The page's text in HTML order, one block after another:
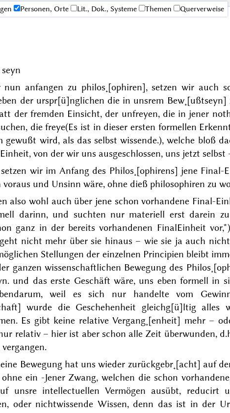
Personen, Orte Lit., Dok., Systeme Themen Querverweise
anfangen zu philos˖[ophiren], setzen wir auch
der urspr[ü]nglichen die in unsrem Bew˖[ußtseyn]
der fremden Einsicht, der unfreyen, die in jener
die freye(Es ist in dieser ersten formellen
gewußt wird, als das selbst wissende.), welche bloß
von der wir uns ausgeschlossen, uns jetzt
wir im Anfang des Philos˖[ophirens] jene
voraus und Unsinn wäre, ohne dieß philosophiren zu
also wohl auch über jene schon vorhandene Final-
darinn, und suchten nur materiell erst darein zu
ganz in der bereits vorhandenen FinalEinheit vor,*)
nicht mehr über sie hinaus – wiesie ja auch
Stellungen der einzelnen Principien bleibt
ganzen wissenschaftlichen Bewegung des
und das erste Geschäft wäre, uns eben formell in
weil es sich nur handeltevom
wurde die Geschehenheit gleichg[ü]ltig
Es gibt keine relativeVergang˖[enheit] mehr –
relativ – hier ist aber schon alle Zeit überwunden,
Bewegung hat uns wieder zurückgebr˖[acht] auf
ein -Jener Zwang, welchen die schon
unsre intellectuellen Vermögen ausübt, reducirt
oder nichtwissende Wissen, denn das ist in der